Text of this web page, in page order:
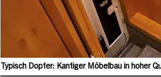
Typisch Dopfer: Kantiger Möbelbau in hoher